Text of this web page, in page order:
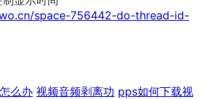
space-756442-do-thread-id-
么办 视频音频剥离功 pps如何下载视